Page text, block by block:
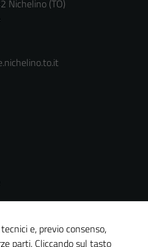
Nichelino (TO)
e, previo consenso,
parti. Cliccando sul tasto